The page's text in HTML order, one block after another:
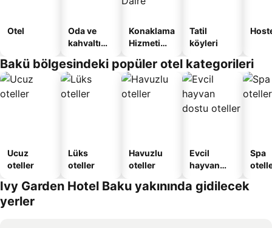
Otel
Oda ve
kahvaltı
oteller
Konaklama
Hizmeti
Apart
Daire
Tatil
köyleri
Bakü bölgesindeki popüler otel kategorileri
Ucuz
oteller
Lüks
oteller
Havuzlu
oteller
Evcil
hayvan
oteller
Spa
Ivy Garden Hotel Baku yakınında gidilecek
yerler